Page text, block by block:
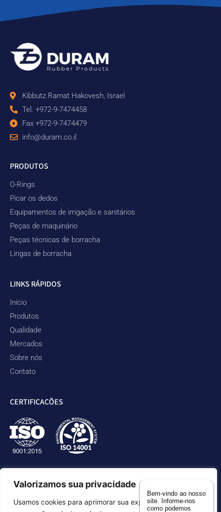
Valorizamos sua privacidade
Usamos cookies para aprimorar sua experiência de
Kibbutz Ramat Hakovesh, Israel
Tel. +972-9-7474458
Fax +972-9-7474479
info@duram.co.il
PRODUTOS
O-Rings
Picar os dedos
Equipamentos de irrigação e sanitários
Peças de maquinário
Peças técnicas de borracha
Lingas de borracha
LINKS RÁPIDOS
Início
Produtos
Qualidade
Mercados
Sobre nós
Contato
CERTIFICAÇÕES
Bem-vindo ao nosso
site. Informe-nos
como podemos